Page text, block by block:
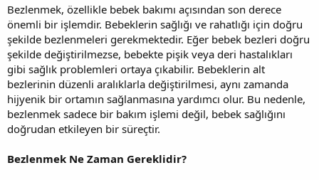
Bezlenmek, özellikle bebek bakımı açısından son derece
önemli bir işlemdir. Bebeklerin sağlığı ve rahatlığı için doğru
şekilde bezlenmeleri gerekmektedir. Eğer bebek bezleri doğru
şekilde değiştirilmezse, bebekte pişik veya deri hastalıkları
gibi sağlık problemleri ortaya çıkabilir. Bebeklerin alt
bezlerinin düzenli aralıklarla değiştirilmesi, aynı zamanda
hijyenik bir ortamın sağlanmasına yardımcı olur. Bu nedenle,
bezlenmek sadece bir bakım işlemi değil, bebek sağlığını
doğrudan etkileyen bir süreçtir.
Bezlenmek Ne Zaman Gereklidir?